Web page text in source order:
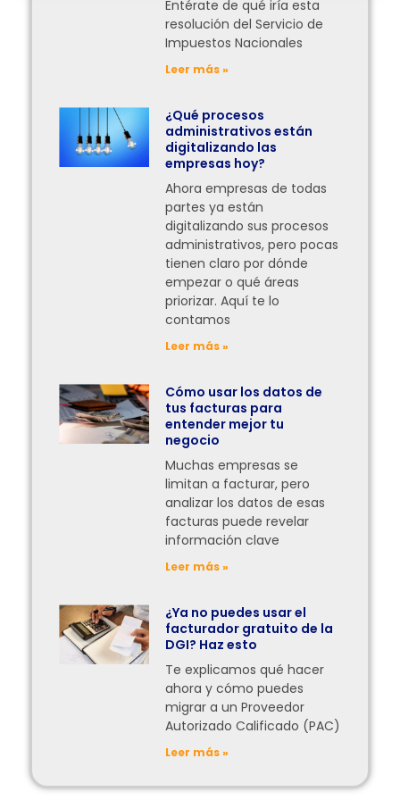
Entérate de qué iría esta
resolución del Servicio de
Impuestos Nacionales
Leer más »
¿Qué procesos
administrativos están
digitalizando las
empresas hoy?
Ahora empresas de todas
partes ya están
digitalizando sus procesos
administrativos, pero pocas
tienen claro por dónde
empezar o qué áreas
priorizar. Aquí te lo
contamos
Leer más »
Cómo usar los datos de
tus facturas para
entender mejor tu
negocio
Muchas empresas se
limitan a facturar, pero
analizar los datos de esas
facturas puede revelar
información clave
Leer más »
¿Ya no puedes usar el
facturador gratuito de la
DGI? Haz esto
Te explicamos qué hacer
ahora y cómo puedes
migrar a un Proveedor
Autorizado Calificado (PAC)
Leer más »